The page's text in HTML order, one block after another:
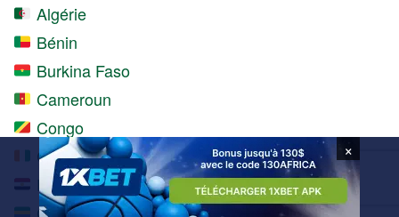
Algérie
Bénin
Burkina Faso
Cameroun
Congo
Côte d'Ivoire
Égypte
Gabon
×